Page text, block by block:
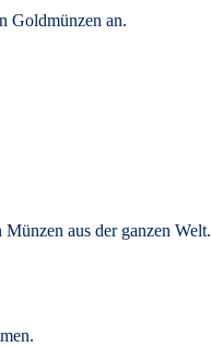
Goldmünzen an.
aus der ganzen Welt.